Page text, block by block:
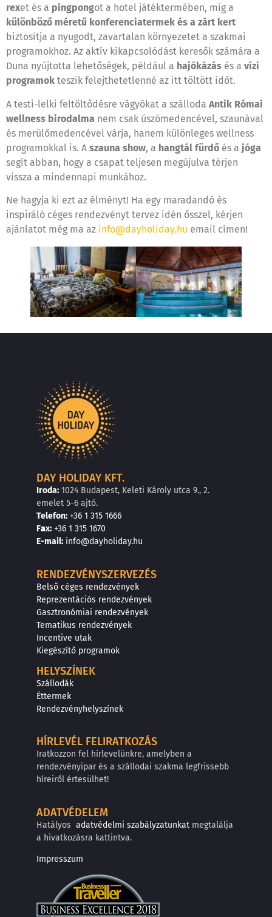
rexet és a pingpongot a hotel játéktermében, míg a
különböző méretű konferenciatermek és a zárt kert
biztosítja a nyugodt, zavartalan környezetet a szakmai
programokhoz. Az aktív kikapcsolódást keresők számára a
Duna nyújtotta lehetőségek, például a hajókázás és a vízi
programok teszik felejthetetlenné az itt töltött időt.
A testi-lelki feltöltődésre vágyókat a szálloda Antik Római
wellness birodalma nem csak úszómedencével, szaunával
és merülőmedencével várja, hanem különleges wellness
programokkal is. A szauna show, a hangtál fürdő és a jóga
segít abban, hogy a csapat teljesen megújulva térjen
vissza a mindennapi munkához.
Ne hagyja ki ezt az élményt! Ha egy maradandó és
inspiráló céges rendezvényt tervez idén ősszel, kérjen
ajánlatot még ma az info@dayholiday.hu email címen!
DAY HOLIDAY KFT.
Iroda: 1024 Budapest, Keleti Károly utca 9., 2.
emelet 5-6 ajtó.
Telefon: +36 1 315 1666
Fax: +36 1 315 1670
E-mail: info@dayholiday.hu
RENDEZVÉNYSZERVEZÉS
Belső céges rendezvények
Reprezentációs rendezvények
Gasztronómiai rendezvények
Tematikus rendezvények
Incentive utak
Kiegészítő programok
HELYSZÍNEK
Szállodák
Éttermek
Rendezvényhelyszínek
HÍRLEVÉL FELIRATKOZÁS
Iratkozzon fel hírlevelünkre, amelyben a
rendezvényipar és a szállodai szakma legfrissebb
híreiről értesülhet!
ADATVÉDELEM
Hatályos adatvédelmi szabályzatunkat megtalálja
a hivatkozásra kattintva.
Impresszum